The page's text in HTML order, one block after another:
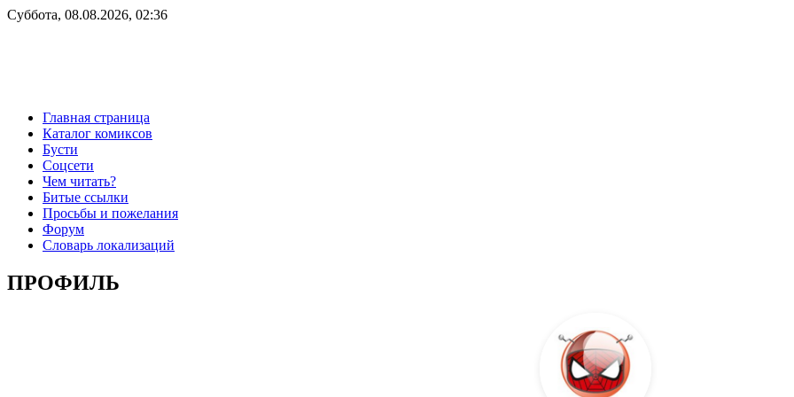
Суббота, 08.08.2026, 02:36
Главная страница
Каталог комиксов
Бусти
Соцсети
Чем читать?
Битые ссылки
Просьбы и пожелания
Форум
Словарь локализаций
ПРОФИЛЬ